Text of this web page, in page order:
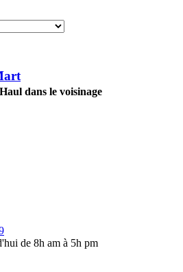
dans le voisinage
de 8h am à 5h pm